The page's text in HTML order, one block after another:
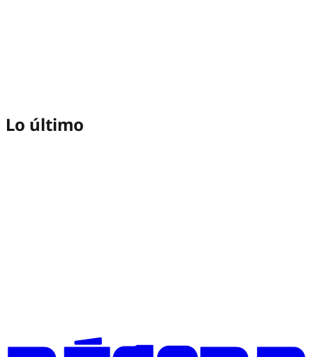
Lo último